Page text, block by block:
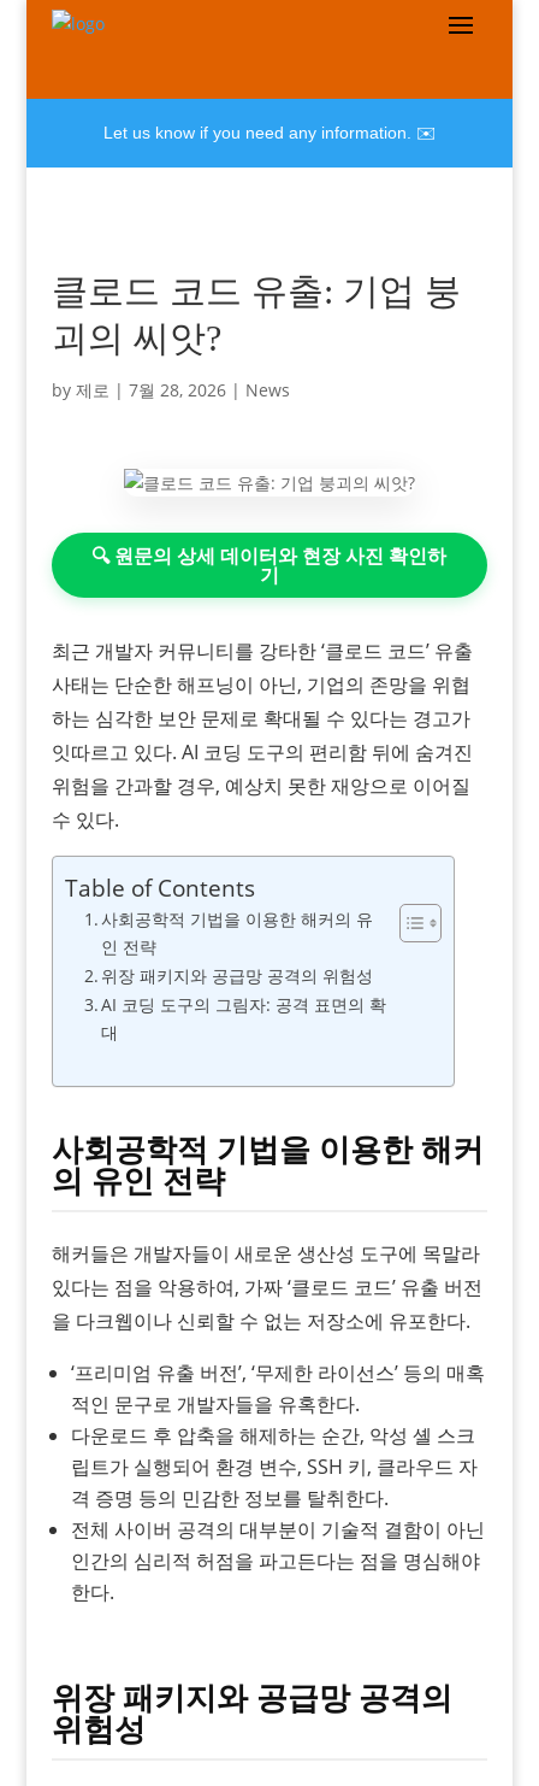
Let us know if you need any information. ✉️
클로드 코드 유출: 기업 붕
괴의 씨앗?
by 제로 | 7월 28, 2026| News
🔍 원문의 상세 데이터와 현장 사진 확인하
기
최근 개발자 커뮤니티를 강타한 ‘클로드 코드’ 유출
사태는 단순한 해프닝이 아닌, 기업의 존망을 위협
하는 심각한 보안 문제로 확대될 수 있다는 경고가
잇따르고 있다. AI 코딩 도구의 편리함 뒤에 숨겨진
위험을 간과할 경우, 예상치 못한 재앙으로 이어질
수 있다.
Table of Contents
사회공학적 기법을 이용한 해커의 유
인 전략
위장 패키지와 공급망 공격의 위험성
AI 코딩 도구의 그림자: 공격 표면의 확
대
사회공학적 기법을 이용한 해커
의 유인 전략
해커들은 개발자들이 새로운 생산성 도구에 목말라
있다는 점을 악용하여, 가짜 ‘클로드 코드’ 유출 버전
을 다크웹이나 신뢰할 수 없는 저장소에 유포한다.
‘프리미엄 유출 버전’, ‘무제한 라이선스’ 등의 매혹
적인 문구로 개발자들을 유혹한다.
다운로드 후 압축을 해제하는 순간, 악성 셸 스크
립트가 실행되어 환경 변수, SSH 키, 클라우드 자
격 증명 등의 민감한 정보를 탈취한다.
전체 사이버 공격의 대부분이 기술적 결함이 아닌
인간의 심리적 허점을 파고든다는 점을 명심해야
한다.
위장 패키지와 공급망 공격의
위험성